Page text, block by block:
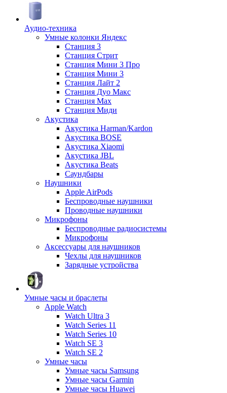
Аудио-техника
Умные колонки Яндекс
Станция 3
Станция Стрит
Станция Мини 3 Про
Станция Мини 3
Станция Лайт 2
Станция Дуо Макс
Станция Max
Станция Миди
Акустика
Акустика Harman/Kardon
Акустика BOSE
Акустика Xiaomi
Акустика JBL
Акустика Beats
Саундбары
Наушники
Apple AirPods
Беспроводные наушники
Проводные наушники
Микрофоны
Беспроводные радиосистемы
Микрофоны
Аксессуары для наушников
Чехлы для наушников
Зарядные устройства
Умные часы и браслеты
Apple Watch
Watch Ultra 3
Watch Series 11
Watch Series 10
Watch SE 3
Watch SE 2
Умные часы
Умные часы Samsung
Умные часы Garmin
Умные часы Huawei